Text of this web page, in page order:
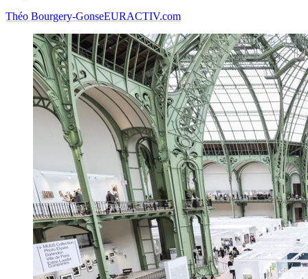
Théo Bourgery-GonseEURACTIV.com